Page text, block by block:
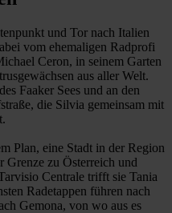
und Tor nach Italien
vom ehemaligen Radprofi
Ceron, in seinem Garten
aus aller Welt.
Faaker Sees und an den
die Silvia gemeinsam mit
Plan, eine Stadt in der Region
Grenze zu Österreich und
Centrale trifft sie Tania
Radetappen führen nach
Gemona, von wo aus es